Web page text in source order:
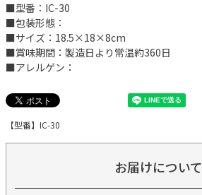
■型番：IC-30
■包装形態：
■サイズ：18.5×18×8cm
■賞味期間：製造日より常温約360日
■アレルゲン：
【型番】IC-30
お届けについて